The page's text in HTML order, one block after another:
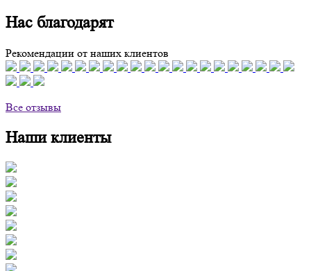
Нас благодарят
Рекомендации от наших клиентов
Все отзывы
Наши клиенты